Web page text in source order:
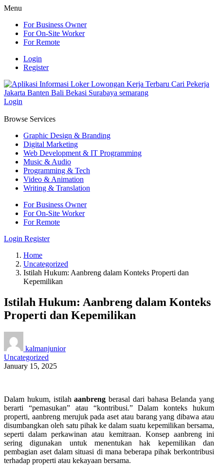
Menu
For Business Owner
For On-Site Worker
For Remote
Login
Register
Login
Browse Services
Graphic Design & Branding
Digital Marketing
Web Development & IT Programming
Music & Audio
Programming & Tech
Video & Animation
Writing & Translation
For Business Owner
For On-Site Worker
For Remote
Login Register
Home
Uncategorized
Istilah Hukum: Aanbreng dalam Konteks Properti dan
Kepemilikan
Istilah Hukum: Aanbreng dalam Konteks
Properti dan Kepemilikan
kalmanjunior
Uncategorized
January 15, 2025
Dalam hukum, istilahaanbreng berasal dari bahasa Belanda yang
berarti “pemasukan” atau “kontribusi.” Dalam konteks hukum
properti, aanbreng merujuk pada aset atau barang yang dibawa atau
disumbangkan oleh satu pihak ke dalam suatu kepemilikan bersama,
seperti dalam perkawinan atau kemitraan. Konsep aanbreng ini
sering digunakan untuk menentukan hak kepemilikan dan
pembagian aset dalam situasi di mana beberapa pihak berkontribusi
terhadap properti atau kekayaan bersama.